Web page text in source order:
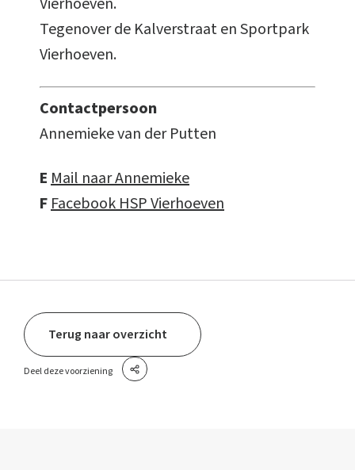
Tegenover de Kalverstraat en Sportpark
Vierhoeven.
Contactpersoon
Annemieke van der Putten
EMail naar Annemieke
FFacebook HSP Vierhoeven
Terug naar overzicht
Deel deze voorziening